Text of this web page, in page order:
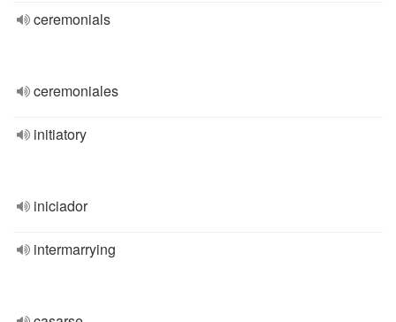
ceremonials
ceremoniales
initiatory
iniciador
intermarrying